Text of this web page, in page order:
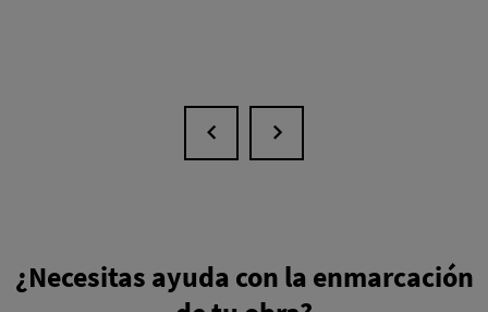
¿Necesitas ayuda con la enmarcación